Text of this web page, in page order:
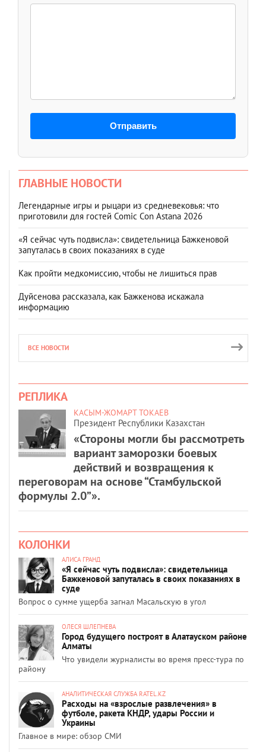
Отправить
ГЛАВНЫЕ НОВОСТИ
Легендарные игры и рыцари из средневековья: что
приготовили для гостей Comic Con Astana 2026
«Я сейчас чуть подвисла»: свидетельница Бажкеновой
запуталась в своих показаниях в суде
Как пройти медкомиссию, чтобы не лишиться прав
Дуйсенова рассказала, как Бажкенова искажала
информацию
ВСЕ НОВОСТИ
РЕПЛИКА
КАСЫМ-ЖОМАРТ ТОКАЕВ
Президент Республики Казахстан
«Стороны могли бы рассмотреть
вариант заморозки боевых
действий и возвращения к
переговорам на основе “Стамбульской
формулы 2.0”».
КОЛОНКИ
АЛИСА ГРАНД
«Я сейчас чуть подвисла»: свидетельница
Бажкеновой запуталась в своих показаниях в
суде
Вопрос о сумме ущерба загнал Масальскую в угол
ОЛЕСЯ ШЛЕПНЕВА
Город будущего построят в Алатауском районе
Алматы
Что увидели журналисты во время пресс-тура по
району
АНАЛИТИЧЕСКАЯ СЛУЖБА RATEL.KZ
Расходы на «взрослые развлечения» в
футболе, ракета КНДР, удары России и
Украины
Главное в мире: обзор СМИ